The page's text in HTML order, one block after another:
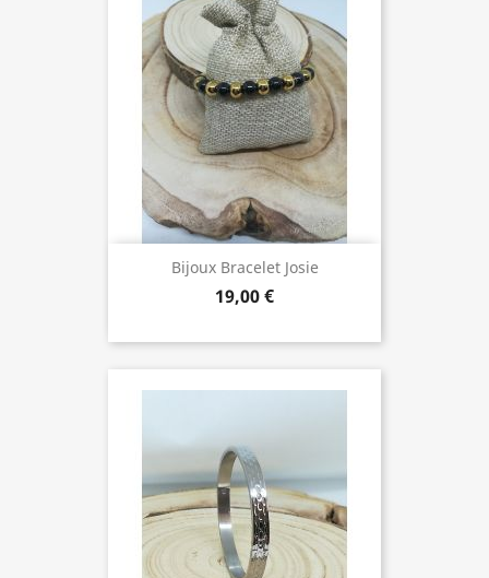
Bijoux Bracelet Josie
19,00 €